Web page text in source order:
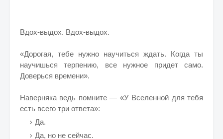
Вдох-выдох. Вдох-выдох.
«Дорогая, тебе нужно научиться ждать. Когда ты
научишься терпению, все нужное придет само.
Доверься времени».
Наверняка ведь помните — «У Вселенной для тебя
есть всего три ответа»:
Да.
Да, но не сейчас.